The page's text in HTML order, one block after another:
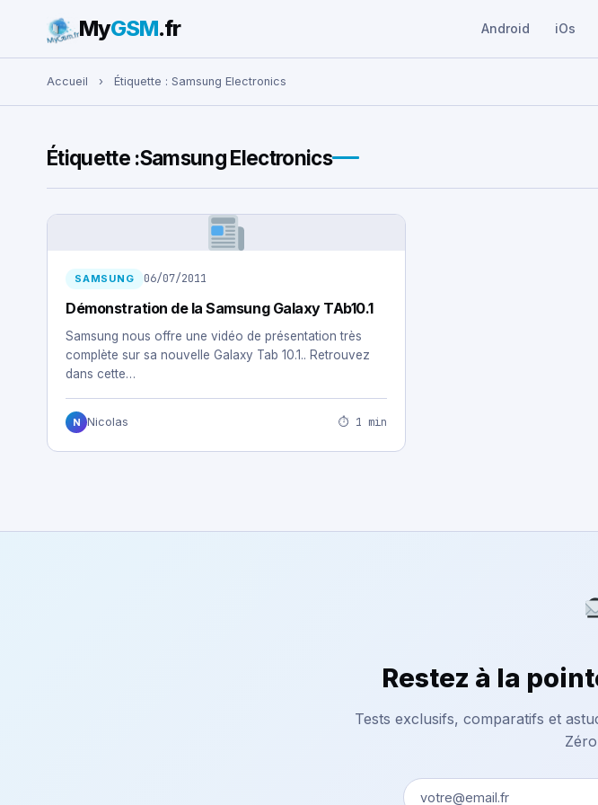
Rechercher :
MyGSM.fr Android iOs
Accueil › Étiquette : Samsung Electronics
Étiquette :Samsung Electronics
SAMSUNG 06/07/2011
Démonstration de la Samsung Galaxy TAb10.1
Samsung nous offre une vidéo de présentation très
complète sur sa nouvelle Galaxy Tab 10.1.. Retrouvez
dans cette…
N Nicolas ⏱ 1 min
Restez à la
Tests exclusifs, comparatifs et